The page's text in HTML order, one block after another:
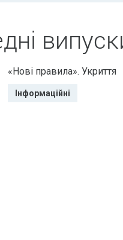
«Нові правила». Укриття
Інформаційні